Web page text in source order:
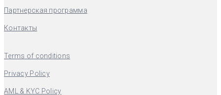
Партнерская программа
Контакты
Terms of conditions
Privacy Policy
AML & KYC Policy